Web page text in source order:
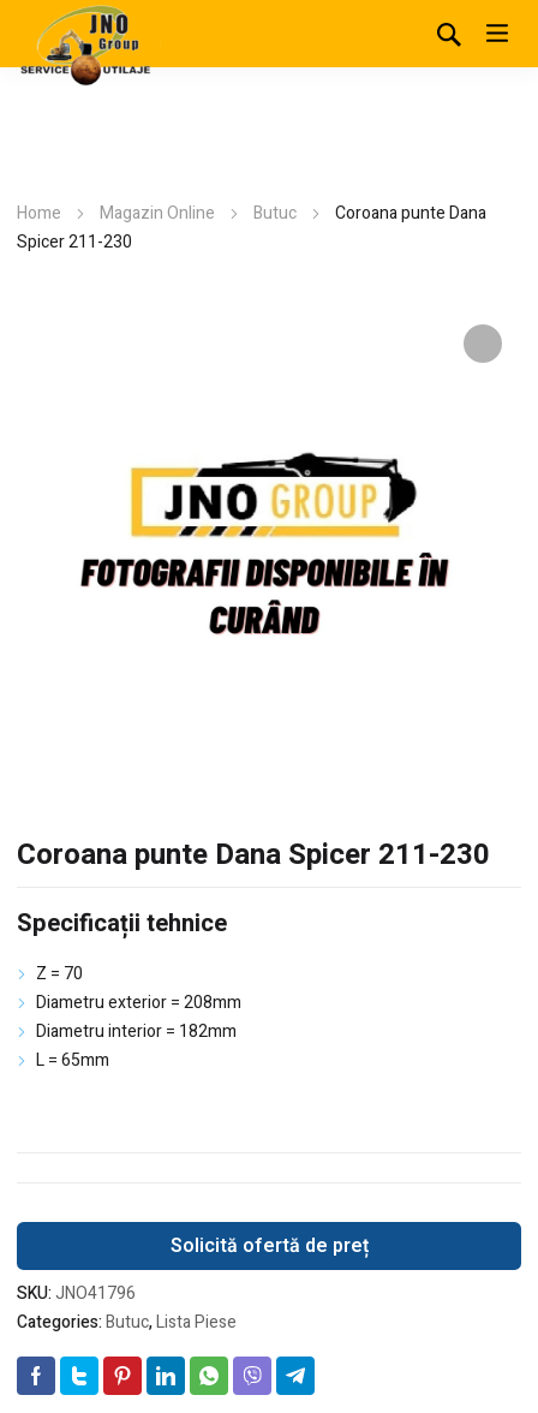
Home Magazin Online Butuc
Coroana punte Dana
Spicer 211-230
Coroana punte Dana Spicer 211-230
Specificații tehnice
Z = 70
Diametru exterior = 208mm
Diametru interior = 182mm
L = 65mm
Solicită ofertă de preț
SKU:JNO41796
Categories:Butuc,Lista Piese